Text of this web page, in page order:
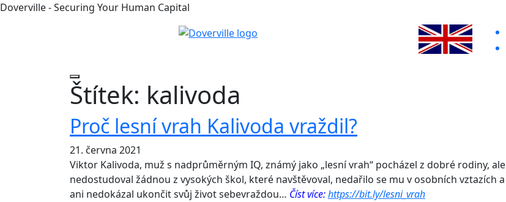
Doverville - Securing Your Human Capital
Štítek: kalivoda
Proč lesní vrah Kalivoda vraždil?
21. června 2021
Viktor Kalivoda, muž s nadprůměrným IQ, známý jako „lesní vrah“ pocházel z dobré rodiny, ale
nedostudoval žádnou z vysokých škol, které navštěvoval, nedařilo se mu v osobních vztazích a
ani nedokázal ukončit svůj život sebevraždou… Číst více:https://bit.ly/lesni_vrah